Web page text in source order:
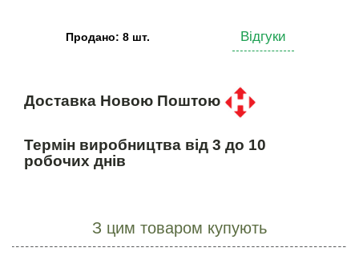
Продано: 8 шт. Відгуки
Доставка Новою Поштою
Термін виробництва від 3 до 10
робочих днів
З цим товаром купують